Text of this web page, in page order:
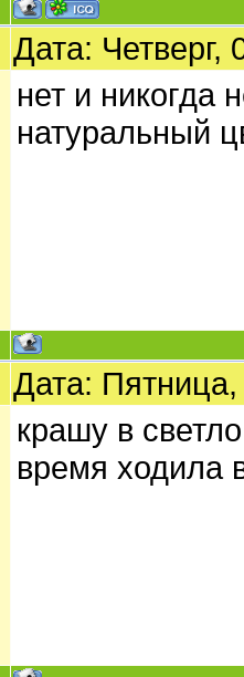
Дата:
нет и никогда
натуральный
Дата:
крашу в
время ходила